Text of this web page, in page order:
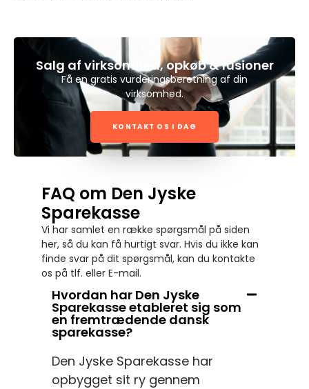
Salg af virksomhed, opkøb & fusioner
Få en gratis vurderingsberetning af din
virksomhed.
KONTAKT OS I DAG
FAQ om Den Jyske
Sparekasse
Vi har samlet en række spørgsmål på siden
her, så du kan få hurtigt svar. Hvis du ikke kan
finde svar på dit spørgsmål, kan du kontakte
os på tlf. eller E-mail.
Hvordan har Den Jyske
Sparekasse etableret sig som
en fremtrædende dansk
sparekasse?
Den Jyske Sparekasse har
opbygget sit ry gennem